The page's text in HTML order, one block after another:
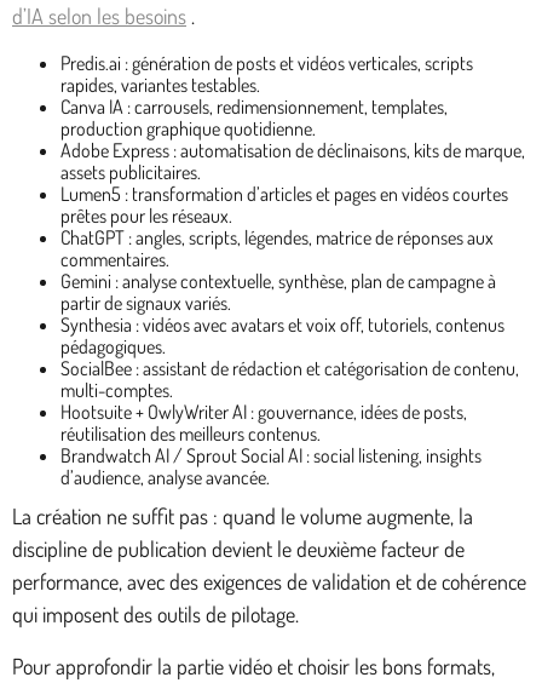
d’IA selon les besoins .
Predis.ai : génération de posts et vidéos verticales, scripts
rapides, variantes testables.
Canva IA : carrousels, redimensionnement, templates,
production graphique quotidienne.
Adobe Express : automatisation de déclinaisons, kits de marque,
assets publicitaires.
Lumen5 : transformation d’articles et pages en vidéos courtes
prêtes pour les réseaux.
ChatGPT : angles, scripts, légendes, matrice de réponses aux
commentaires.
Gemini : analyse contextuelle, synthèse, plan de campagne à
partir de signaux variés.
Synthesia : vidéos avec avatars et voix off, tutoriels, contenus
pédagogiques.
SocialBee : assistant de rédaction et catégorisation de contenu,
multi-comptes.
Hootsuite + OwlyWriter AI : gouvernance, idées de posts,
réutilisation des meilleurs contenus.
Brandwatch AI / Sprout Social AI : social listening, insights
d’audience, analyse avancée.
La création ne suffit pas : quand le volume augmente, la
discipline de publication devient le deuxième facteur de
performance, avec des exigences de validation et de cohérence
qui imposent des outils de pilotage.
Pour approfondir la partie vidéo et choisir les bons formats,